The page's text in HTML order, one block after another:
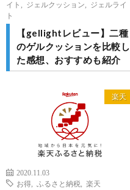
イト
ジェルクッション
ジェルライ
ト
【gellightレビュー】二種
のゲルクッションを比較し
た感想、おすすめも紹介
楽天
2020.11.03
お得
ふるさと納税 楽天